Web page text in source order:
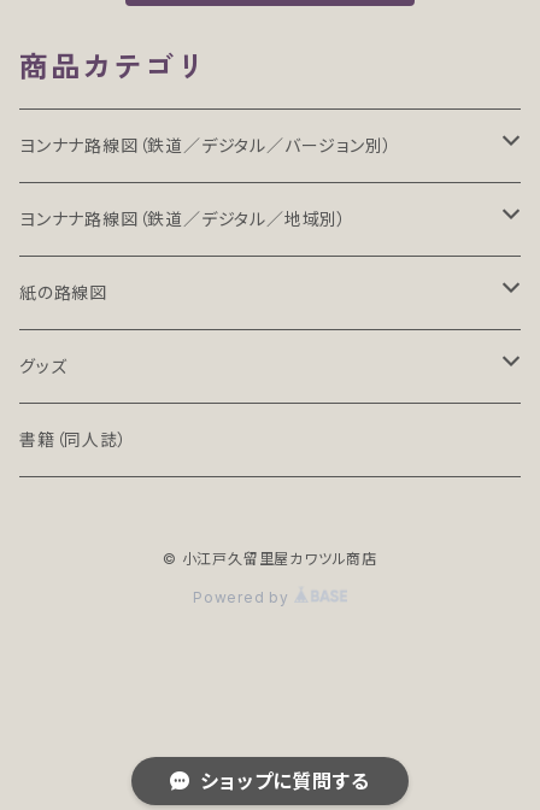
ショップに質問する
商品カテゴリ
ヨンナナ路線図（鉄道／デジタル／バージョン別）
LT（ライト）
LT-NC（ライト／ノンクレジット版）
PRO（プロ）
PRO-NC（プロ／ノンクレジット版）
ヨンナナ路線図（鉄道／デジタル／地域別）
北海道・東北地方の鉄道（デジタル）
関東地方の鉄道（デジタル）
中部地方の鉄道（デジタル）
世界の鉄道（デジタル）
紙の路線図
鉄道路線図
高速道路案内図
グッズ
文具（クリアファイル）
書籍（同人誌）
© 小江戸久留里屋カワツル商店
Powered by